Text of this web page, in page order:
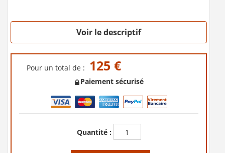
Voir le descriptif
Pour un total de : 125 €
Paiement sécurisé
Quantité :